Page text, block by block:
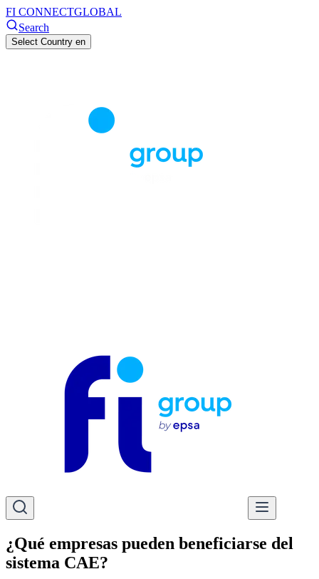
FI CONNECTGLOBAL
Search
Select Country en
¿Qué empresas pueden beneficiarse del
sistema CAE?